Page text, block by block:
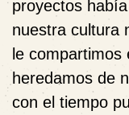
proyectos
nuestra cultura
le compartimos
heredamos de
con el tiempo